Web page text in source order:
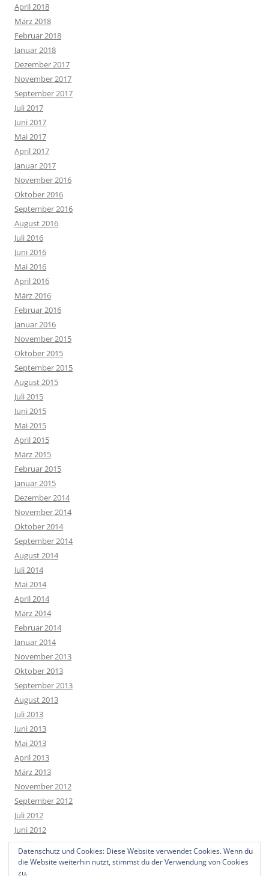
April 2018
März 2018
Februar 2018
Januar 2018
Dezember 2017
November 2017
September 2017
Juli 2017
Juni 2017
Mai 2017
April 2017
Januar 2017
November 2016
Oktober 2016
September 2016
August 2016
Juli 2016
Juni 2016
Mai 2016
April 2016
März 2016
Februar 2016
Januar 2016
November 2015
Oktober 2015
September 2015
August 2015
Juli 2015
Juni 2015
Mai 2015
April 2015
März 2015
Februar 2015
Januar 2015
Dezember 2014
November 2014
Oktober 2014
September 2014
August 2014
Juli 2014
Mai 2014
April 2014
März 2014
Februar 2014
Januar 2014
November 2013
Oktober 2013
September 2013
August 2013
Juli 2013
Juni 2013
Mai 2013
April 2013
März 2013
November 2012
September 2012
Juli 2012
Juni 2012
Mai 2012
April 2012
März 2012
Datenschutz und Cookies: Diese Website verwendet Cookies. Wenn du
die Website weiterhin nutzt, stimmst du der Verwendung von Cookies
zu.